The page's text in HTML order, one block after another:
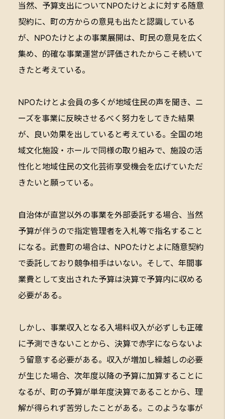
当然、予算支出についてNPOたけとよに対する随意
契約に、町の方からの意見も出たと認識している
が、NPOたけとよの事業展開は、町民の意見を広く
集め、的確な事業運営が評価されたからこそ続いて
きたと考えている。
NPOたけとよ会員の多くが地域住民の声を聞き、ニ
ーズを事業に反映させるべく努力をしてきた結果
が、良い効果を出していると考えている。全国の地
域文化施設・ホールで同様の取り組みで、施設の活
性化と地域住民の文化芸術享受機会を広げていただ
きたいと願っている。
自治体が直営以外の事業を外部委託する場合、当然
予算が伴うので指定管理者を入札等で指名すること
になる。武豊町の場合は、NPOたけとよに随意契約
で委託しており競争相手はいない。そして、年間事
業費として支出された予算は決算で予算内に収める
必要がある。
しかし、事業収入となる入場料収入が必ずしも正確
に予測できないことから、決算で赤字にならないよ
う留意する必要がある。収入が増加し繰越しの必要
が生じた場合、次年度以降の予算に加算することに
なるが、町の予算が単年度決算であることから、理
解が得られず苦労したことがある。このような事が